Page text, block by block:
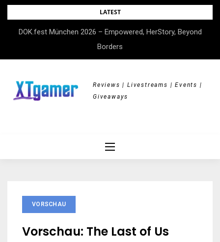
Skip
content
LATEST
DOK.fest München 2026 – Empowered, HerStory, Beyond
Borders
Reviews | Livestreams | Events |
Giveaways
VORSCHAU
Vorschau: The Last of Us